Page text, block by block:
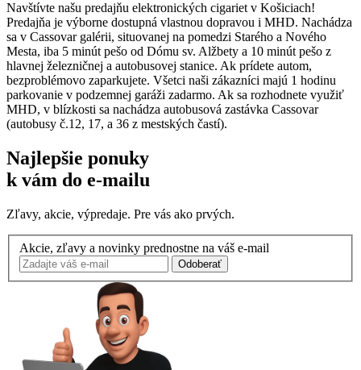
Navštívte našu predajňu elektronických cigariet v Košiciach!
Predajňa je výborne dostupná vlastnou dopravou i MHD. Nachádza
sa v Cassovar galérii, situovanej na pomedzi Starého a Nového
Mesta, iba 5 minút pešo od Dómu sv. Alžbety a 10 minút pešo z
hlavnej železničnej a autobusovej stanice. Ak prídete autom,
bezproblémovo zaparkujete. Všetci naši zákazníci majú 1 hodinu
parkovanie v podzemnej garáži zadarmo. Ak sa rozhodnete využiť
MHD, v blízkosti sa nachádza autobusová zastávka Cassovar
(autobusy č.12, 17, a 36 z mestských častí).
Najlepšie ponuky
k vám do e-mailu
Zľavy, akcie, výpredaje. Pre vás ako prvých.
Akcie, zľavy a novinky prednostne na váš e-mail
Odoberať